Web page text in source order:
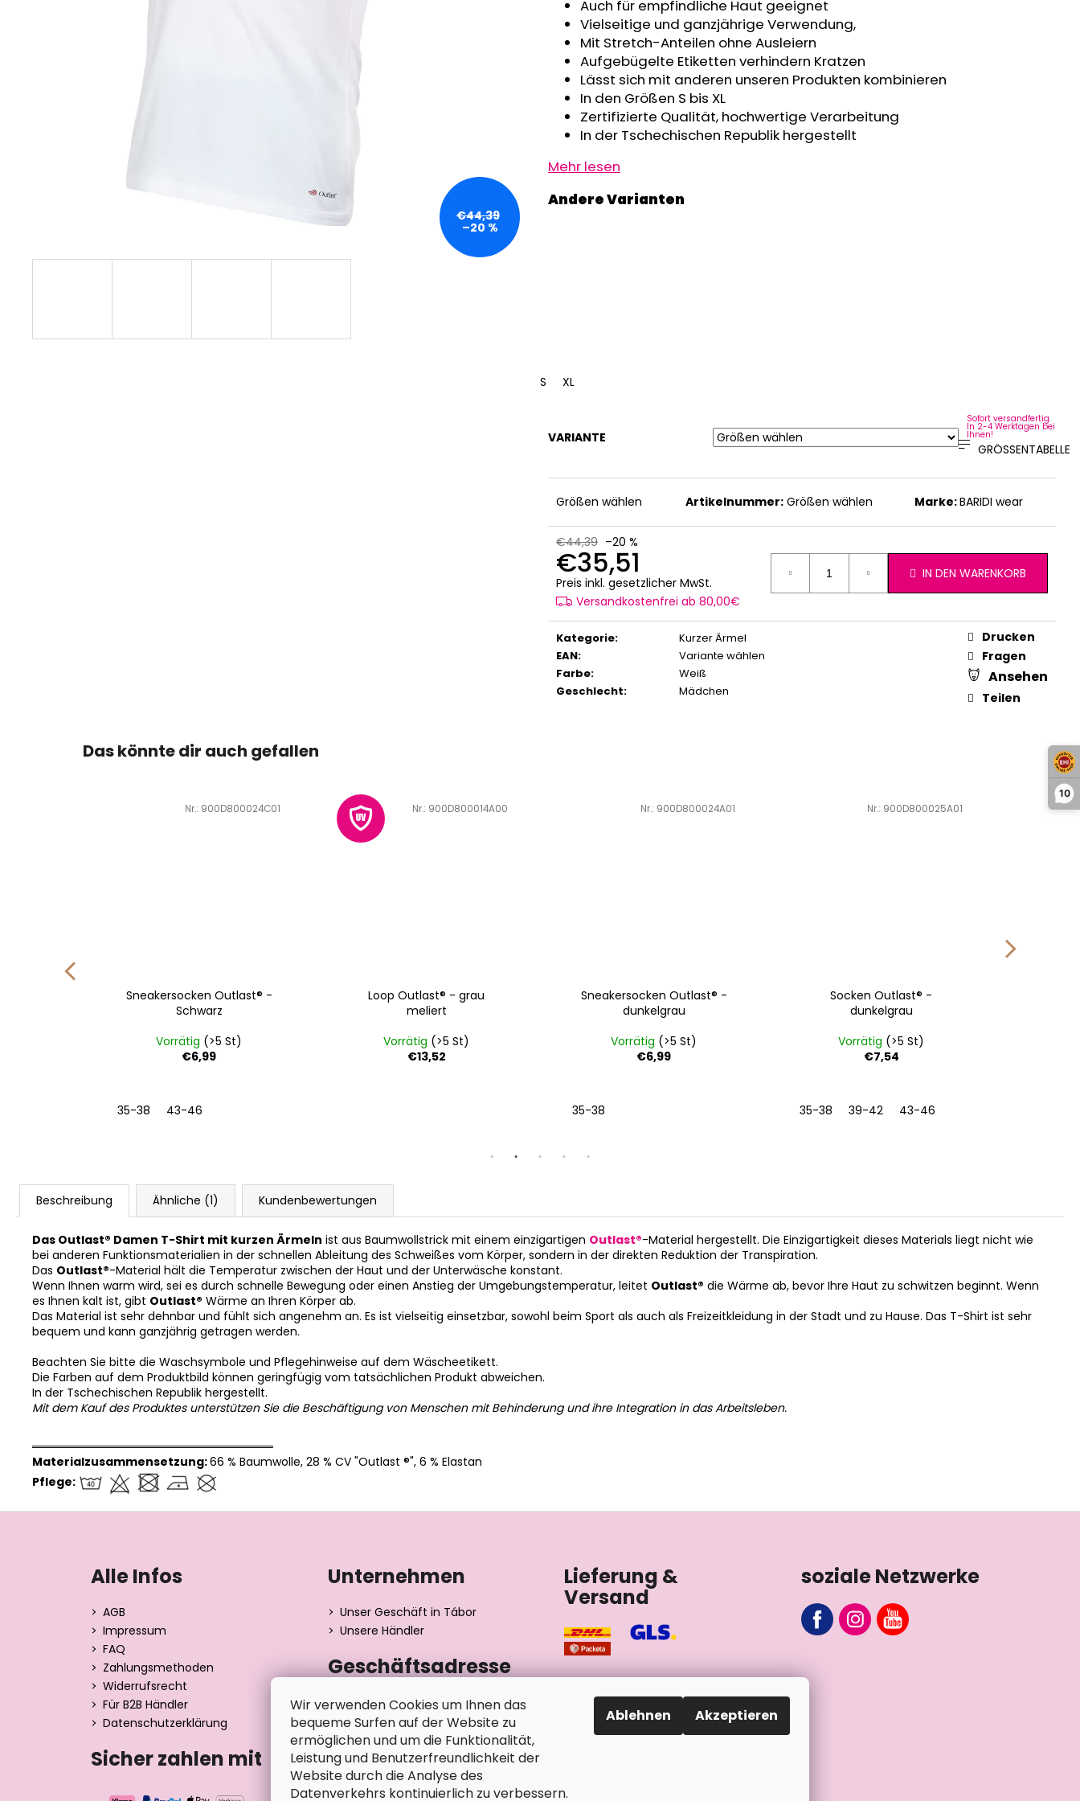
10
Wir verwenden Cookies um Ihnen das
bequeme Surfen auf der Website zu
ermöglichen und um die Funktionalität,
Leistung und Benutzerfreundlichkeit der
Website durch die Analyse des
Datenverkehrs kontinuierlich zu verbessern.
Ablehnen Akzeptieren
Auch für empfindliche Haut geeignet
Vielseitige und ganzjährige Verwendung,
Mit Stretch-Anteilen ohne Ausleiern
Aufgebügelte Etiketten verhindern Kratzen
Lässt sich mit anderen unseren Produkten kombinieren
In den Größen S bis XL
Zertifizierte Qualität, hochwertige Verarbeitung
In der Tschechischen Republik hergestellt
Mehr lesen
S XL
VARIANTE
Sofort versandfertig.
In 2-4 Werktagen bei
Ihnen!
GRÖSSENTABELLE
Größen wählen Artikelnummer: Größen wählen Marke:BARIDI wear
€44,39 –20 %
€35,51
Preis inkl. gesetzlicher MwSt.
Versandkostenfrei ab 80,00€
IN DEN WARENKORB
Kategorie:
Kurzer Ärmel
EAN:
Variante wählen
Farbe:
Weiß
Geschlecht: Mädchen
Drucken
Fragen
Ansehen
Teilen
€44,39
–20 %
Das könnte dir auch gefallen
Sneakersocken Outlast® -
Schwarz
Vorrätig (>5 St)
€6,99
35-38 43-46
Art.-Nr.: 900D800024C01
Loop Outlast® - grau
meliert
Vorrätig (>5 St)
€13,52
Art.-Nr.: 900D800014A00
Sneakersocken Outlast® -
dunkelgrau
Vorrätig (>5 St)
€6,99
35-38
Art.-Nr.: 900D800024A01
Socken Outlast® -
dunkelgrau
Vorrätig (>5 St)
€7,54
35-38 39-42 43-46
Art.-Nr.: 900D800025A01
Beschreibung Ähnliche (1) Kundenbewertungen
Das Outlast® Damen T-Shirt mit kurzen Ärmeln ist aus Baumwollstrick mit einem einzigartigen Outlast®-Material hergestellt. Die Einzigartigkeit dieses Materials liegt nicht wie
bei anderen Funktionsmaterialien in der schnellen Ableitung des Schweißes vom Körper, sondern in der direkten Reduktion der Transpiration.
Das Outlast®-Material hält die Temperatur zwischen der Haut und der Unterwäsche konstant.
Wenn Ihnen warm wird, sei es durch schnelle Bewegung oder einen Anstieg der Umgebungstemperatur, leitet Outlast® die Wärme ab, bevor Ihre Haut zu schwitzen beginnt. Wenn
es Ihnen kalt ist, gibt Outlast® Wärme an Ihren Körper ab.
Das Material ist sehr dehnbar und fühlt sich angenehm an. Es ist vielseitig einsetzbar, sowohl beim Sport als auch als Freizeitkleidung in der Stadt und zu Hause. Das T-Shirt ist sehr
bequem und kann ganzjährig getragen werden.
Beachten Sie bitte die Waschsymbole und Pflegehinweise auf dem Wäscheetikett.
Die Farben auf dem Produktbild können geringfügig vom tatsächlichen Produkt abweichen.
In der Tschechischen Republik hergestellt.
Mit dem Kauf des Produktes unterstützen Sie die Beschäftigung von Menschen mit Behinderung und ihre Integration in das Arbeitsleben.
══════════════════════════════
Materialzusammensetzung:66 % Baumwolle, 28 % CV "Outlast ®", 6 % Elastan
Pflege:
€32,50
€24,90
Alle Infos
AGB
Impressum
FAQ
Zahlungsmethoden
Widerrufsrecht
Für B2B Händler
Datenschutzerklärung
Sicher zahlen mit
Unternehmen
Unser Geschäft in Tábor
Unsere Händler
Geschäftsadresse
Dita výrobní družstvo invalidů
Stránského 2510/1
390 02 Tábor
Tschechische Republik
Lieferung &
Versand
soziale Netzwerke